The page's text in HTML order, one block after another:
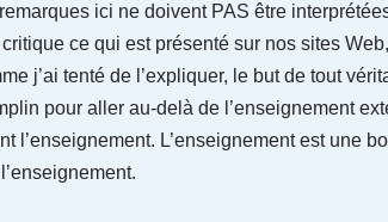
ici ne doivent PAS être
ce qui est présenté sur nos sites
j’ai tenté de l’expliquer, le but de tout
pour aller au-delà de l’enseignement
l’enseignement. L’enseignement est une